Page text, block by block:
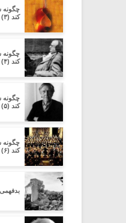
چگونه
کند (۳)
چگونه
کند (۴)
چگونه
کند (۵)
چگونه
کند (۶)
بدفهمى